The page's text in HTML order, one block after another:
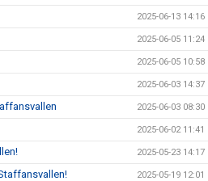
2025-06-13 14:16
2025-06-05 11:24
2025-06-05 10:58
2025-06-03 14:37
2025-06-03 08:30
2025-06-02 11:41
2025-05-23 14:17
2025-05-19 12:01